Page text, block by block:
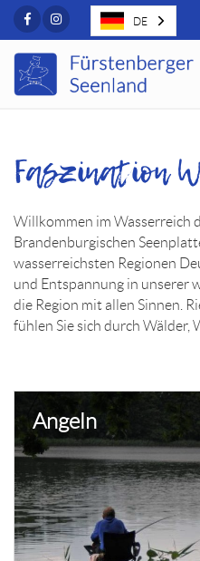
FacebookInstagram
Faszination
Willkommen im Wasserreich
Brandenburgischen
wasserreichsten Regionen
und Entspannung in unserer
die Region mit allen Sinnen.
fühlen Sie sich durch Wälder,
Angeln
DE